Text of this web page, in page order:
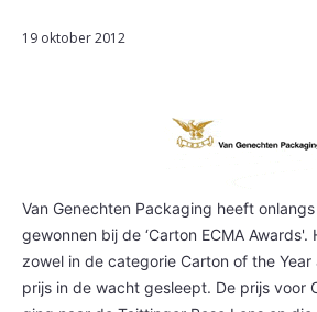
19 oktober 2012
Van Genechten Packaging heeft
gewonnen bij de ‘Carton ECMA
zowel in de categorie Carton of the Year
prijs in de wacht gesleept. De prijs voor